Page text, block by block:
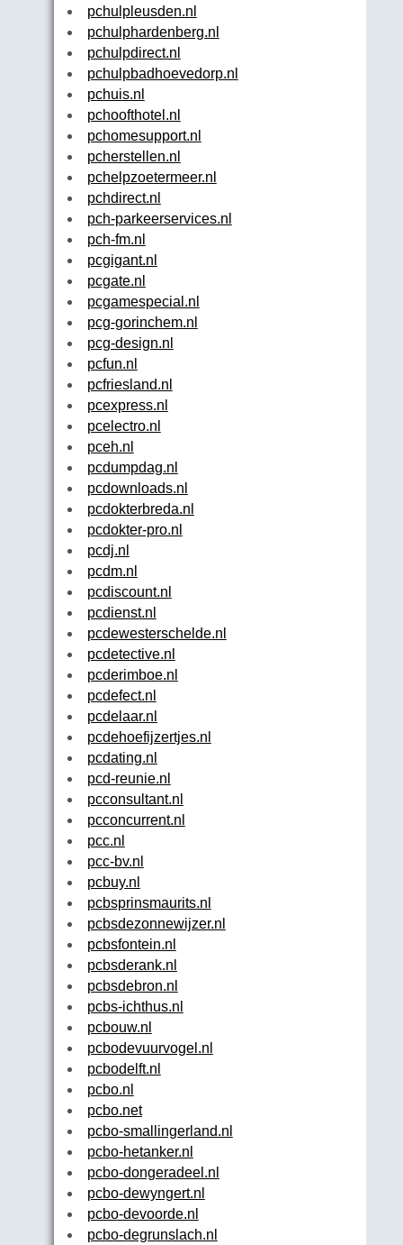
pchulpleusden.nl
pchulphardenberg.nl
pchulpdirect.nl
pchulpbadhoevedorp.nl
pchuis.nl
pchoofthotel.nl
pchomesupport.nl
pcherstellen.nl
pchelpzoetermeer.nl
pchdirect.nl
pch-parkeerservices.nl
pch-fm.nl
pcgigant.nl
pcgate.nl
pcgamespecial.nl
pcg-gorinchem.nl
pcg-design.nl
pcfun.nl
pcfriesland.nl
pcexpress.nl
pcelectro.nl
pceh.nl
pcdumpdag.nl
pcdownloads.nl
pcdokterbreda.nl
pcdokter-pro.nl
pcdj.nl
pcdm.nl
pcdiscount.nl
pcdienst.nl
pcdewesterschelde.nl
pcdetective.nl
pcderimboe.nl
pcdefect.nl
pcdelaar.nl
pcdehoefijzertjes.nl
pcdating.nl
pcd-reunie.nl
pcconsultant.nl
pcconcurrent.nl
pcc.nl
pcc-bv.nl
pcbuy.nl
pcbsprinsmaurits.nl
pcbsdezonnewijzer.nl
pcbsfontein.nl
pcbsderank.nl
pcbsdebron.nl
pcbs-ichthus.nl
pcbouw.nl
pcbodevuurvogel.nl
pcbodelft.nl
pcbo.nl
pcbo.net
pcbo-smallingerland.nl
pcbo-hetanker.nl
pcbo-dongeradeel.nl
pcbo-dewyngert.nl
pcbo-devoorde.nl
pcbo-degrunslach.nl